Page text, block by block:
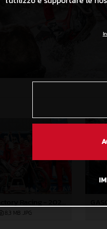
8,3 MB .JPG